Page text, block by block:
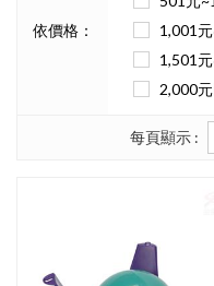
依價格：
1,001
1,501
2,000
每頁顯示 :